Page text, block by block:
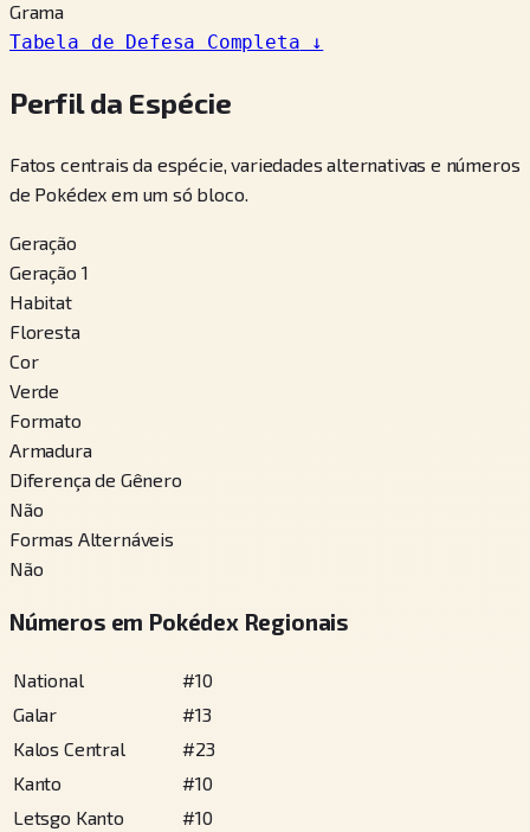
Grama
Tabela de Defesa Completa ↓
Perfil da Espécie
Fatos centrais da espécie, variedades alternativas e números
de Pokédex em um só bloco.
Geração
Geração 1
Habitat
Floresta
Cor
Verde
Formato
Armadura
Diferença de Gênero
Não
Formas Alternáveis
Não
Números em Pokédex Regionais
National #10
Galar
#13
Kalos Central
#23
Kanto
#10
Letsgo Kanto
#10